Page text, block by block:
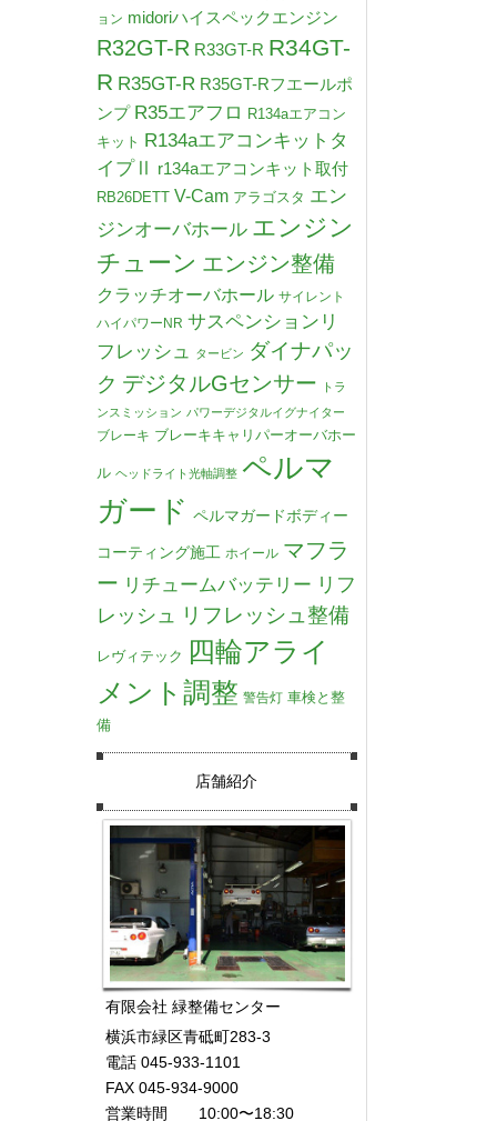
ョン midoriハイスペックエンジン
R32GT-R R33GT-R R34GT-
R R35GT-R R35GT-Rフエールポ
ンプ R35エアフロ R134aエアコン
キット R134aエアコンキットタ
イプⅡ
r134aエアコンキット取付
RB26DETT V-Cam アラゴスタ エン
ジンオーバホール エンジン
チューン エンジン整備
クラッチオーバホール サイレント
ハイパワーNR サスペンションリ
フレッシュ
タービン ダイナパッ
ク デジタルGセンサー
トラ
ンスミッション パワーデジタルイグナイター
ブレーキ ブレーキキャリパーオーバホー
ル ヘッドライト光軸調整 ペルマ
ガード ペルマガードボディー
コーティング施工 ホイール マフラ
ー リチュームバッテリー リフ
レッシュ
リフレッシュ整備
レヴィテック 四輪アライ
メント調整 警告灯 車検と整
備
店舗紹介
有限会社 緑整備センター
横浜市緑区青砥町283-3
電話 045-933-1101
FAX 045-934-9000
営業時間 10:00〜18:30